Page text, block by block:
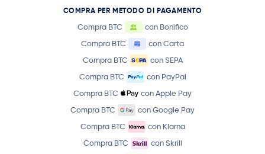
COMPRA PER METODO DI PAGAMENTO
Compra BTC
con Bonifico
Compra BTC
con Carta
Compra BTC
con SEPA
Compra BTC
con PayPal
Compra BTC
con Apple Pay
Compra BTC
con Google Pay
Compra BTC
con Klarna
Compra BTC
con Skrill